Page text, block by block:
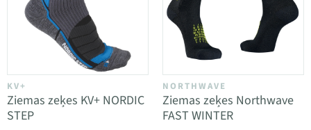
KV+
Ziemas zeķes KV+ NORDIC
STEP
NORTHWAVE
Ziemas zeķes Northwave
FAST WINTER